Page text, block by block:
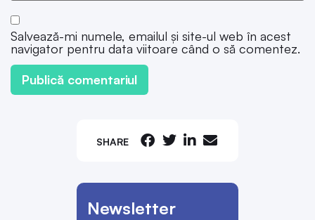
SHARE
Newsletter
Salvează-mi numele, emailul și site-ul web în acest
navigator pentru data viitoare când o să comentez.